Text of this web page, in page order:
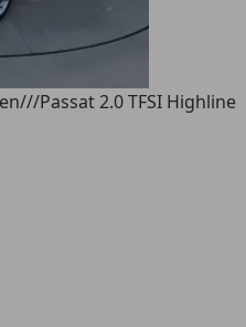
Passat 2.0 TFSI Highline